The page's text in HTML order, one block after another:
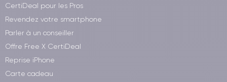
CertiDeal pour les Pros
Revendez votre smartphone
Parler à un conseiller
Offre Free X CertiDeal
Reprise iPhone
Carte cadeau